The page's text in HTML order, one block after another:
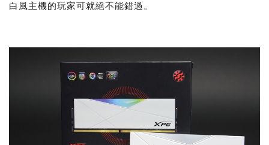
白風主機的玩家可就絕不能錯過。